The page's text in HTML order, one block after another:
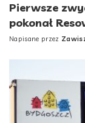
Pierwsze
pokonał
Posted
Napisane przez